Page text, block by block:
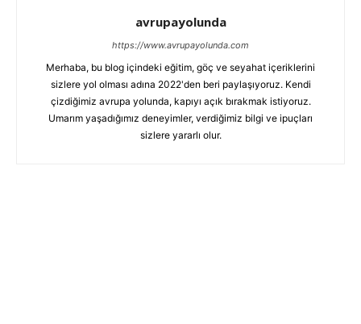
avrupayolunda
https://www.avrupayolunda.com
Merhaba, bu blog içindeki eğitim, göç ve seyahat içeriklerini
sizlere yol olması adına 2022'den beri paylaşıyoruz. Kendi
çizdiğimiz avrupa yolunda, kapıyı açık bırakmak istiyoruz.
Umarım yaşadığımız deneyimler, verdiğimiz bilgi ve ipuçları
sizlere yararlı olur.